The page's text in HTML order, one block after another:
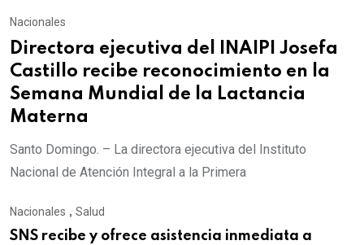
Nacionales
Directora ejecutiva del INAIPI Josefa
Castillo recibe reconocimiento en la
Semana Mundial de la Lactancia
Materna
Santo Domingo. – La directora ejecutiva del Instituto
Nacional de Atención Integral a la Primera
Nacionales , Salud
SNS recibe y ofrece asistencia inmediata a